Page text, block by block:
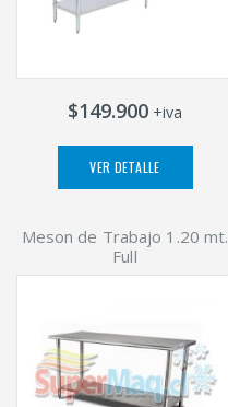
$149.900 +iva
VER DETALLE
Meson de Trabajo 1.20 mt.
Full